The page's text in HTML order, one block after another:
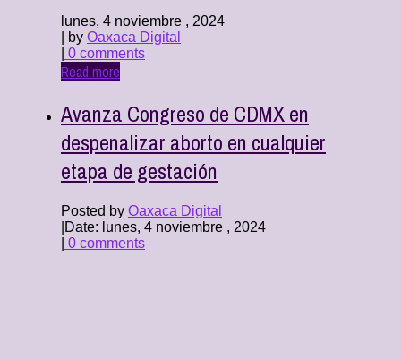
lunes, 4 noviembre , 2024
| by Oaxaca Digital
0 comments
Read more
Avanza Congreso de CDMX en
despenalizar aborto en cualquier
etapa de gestación
Posted by Oaxaca Digital
Date: lunes, 4 noviembre , 2024
0 comments